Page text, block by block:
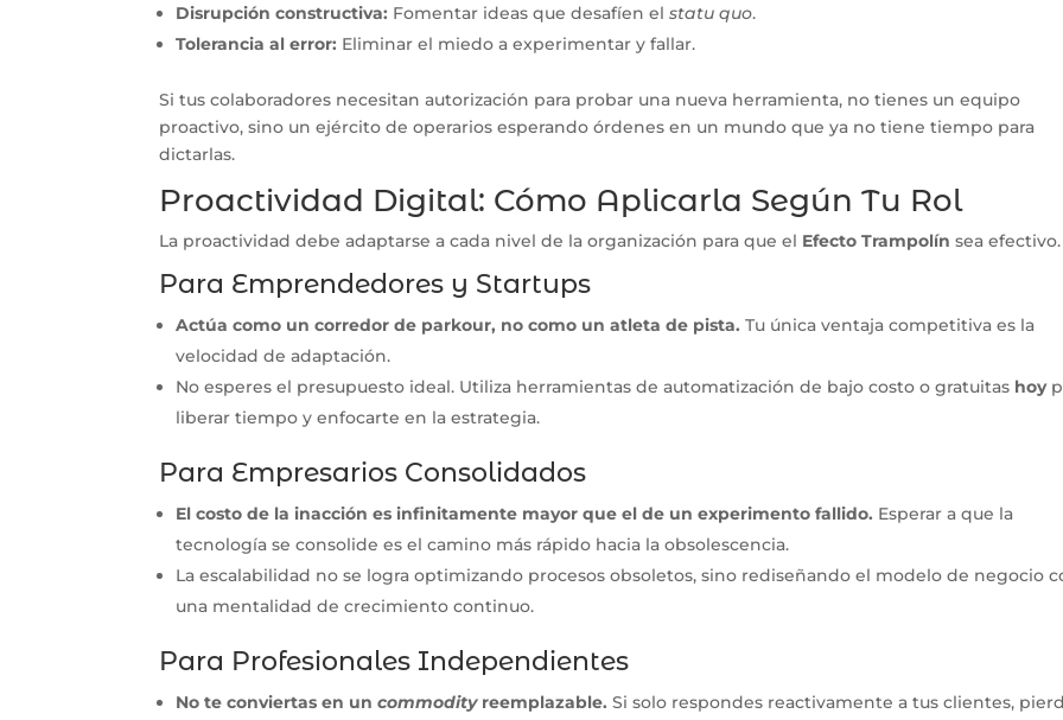
Disrupción constructiva: Fomentar ideas que desafíen elstatu quo.
Tolerancia al error: Eliminar el miedo a experimentar y fallar.
Si tus colaboradores necesitan autorización para probar una nueva herramienta, no tienes un equipo
proactivo, sino un ejército de operarios esperando órdenes en un mundo que ya no tiene tiempo para
dictarlas.
Proactividad Digital: Cómo Aplicarla Según Tu Rol
La proactividad debe adaptarse a cada nivel de la organización para que el Efecto Trampolín sea efectivo.
Para Emprendedores y Startups
Actúa como un corredor de parkour, no como un atleta de pista. Tu única ventaja competitiva es la
velocidad de adaptación.
No esperes el presupuesto ideal. Utiliza herramientas de automatización de bajo costo o gratuitas hoy
liberar tiempo y enfocarte en la estrategia.
Para Empresarios Consolidados
El costo de la inacción es infinitamente mayor que el de un experimento fallido. Esperar a que la
tecnología se consolide es el camino más rápido hacia la obsolescencia.
La escalabilidad no se logra optimizando procesos obsoletos, sino rediseñando el modelo de negocio
una mentalidad de crecimiento continuo.
Para Profesionales Independientes
No te conviertas en uncommodityreemplazable. Si solo respondes reactivamente a tus clientes,